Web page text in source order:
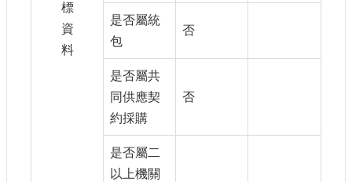
標
資
料
是否屬統
包
否
是否屬共
同供應契
約採購
否
是否屬二
以上機關